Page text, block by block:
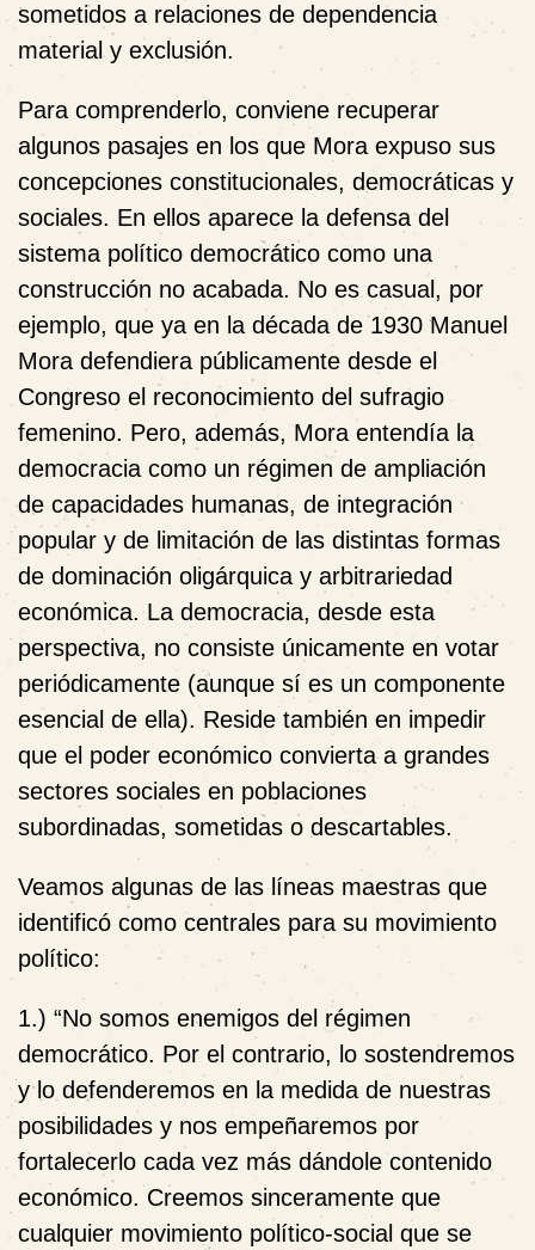
sometidos a relaciones de dependencia
material y exclusión.
Para comprenderlo, conviene recuperar
algunos pasajes en los que Mora expuso sus
concepciones constitucionales, democráticas y
sociales. En ellos aparece la defensa del
sistema político democrático como una
construcción no acabada. No es casual, por
ejemplo, que ya en la década de 1930 Manuel
Mora defendiera públicamente desde el
Congreso el reconocimiento del sufragio
femenino. Pero, además, Mora entendía la
democracia como un régimen de ampliación
de capacidades humanas, de integración
popular y de limitación de las distintas formas
de dominación oligárquica y arbitrariedad
económica.La democracia, desde esta
perspectiva, no consiste únicamente en votar
periódicamente (aunque sí es un componente
esencial de ella). Reside también en impedir
que el poder económico convierta a grandes
sectores sociales en poblaciones
subordinadas, sometidas o descartables.
Veamos algunas de las líneas maestras que
identificó como centrales para su movimiento
político:
1.) “No somos enemigos del régimen
democrático. Por el contrario, lo sostendremos
y lo defenderemos en la medida de nuestras
posibilidades y nos empeñaremos por
fortalecerlo cada vez más dándole contenido
económico. Creemos sinceramente que
cualquier movimiento político-social que se